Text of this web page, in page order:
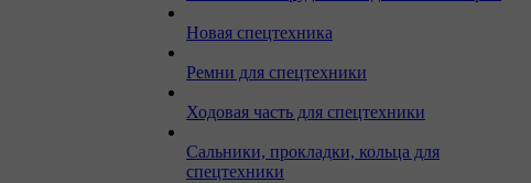
Новая спецтехника
Ремни для спецтехники
Ходовая часть для спецтехники
Сальники, прокладки, кольца для
спецтехники